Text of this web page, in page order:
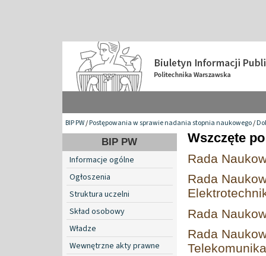
BIP PW/Postępowania w sprawie nadania stopnia naukowego/
BIP PW
Informacje ogólne
Ogłoszenia
Struktura uczelni
Skład osobowy
Władze
Wewnętrzne akty prawne
Wszczęte
Rada
Rada
Rada
Rada